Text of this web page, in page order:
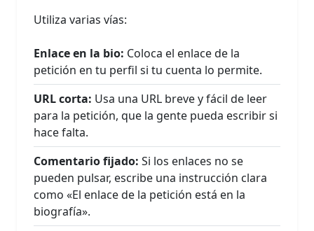
Utiliza varias vías:
Enlace en la bio: Coloca el enlace de la
petición en tu perfil si tu cuenta lo permite.
URL corta: Usa una URL breve y fácil de leer
para la petición, que la gente pueda escribir si
hace falta.
Comentario fijado: Si los enlaces no se
pueden pulsar, escribe una instrucción clara
como «El enlace de la petición está en la
biografía».